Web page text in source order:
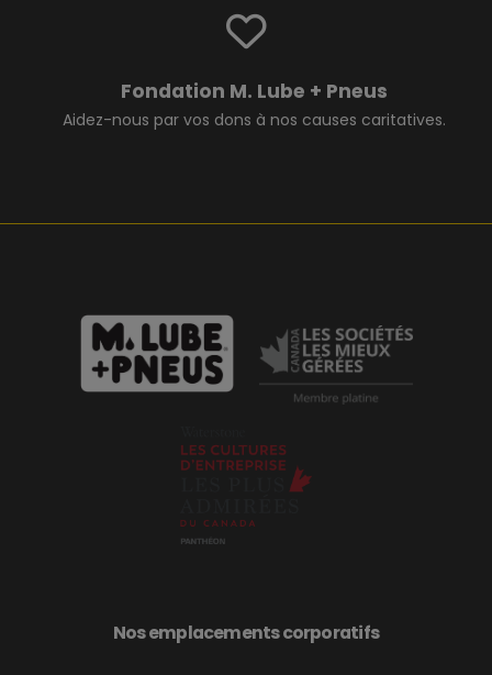
Fondation M. Lube + Pneus
Aidez-nous par vos dons à nos causes caritatives.
Nos emplacements corporatifs